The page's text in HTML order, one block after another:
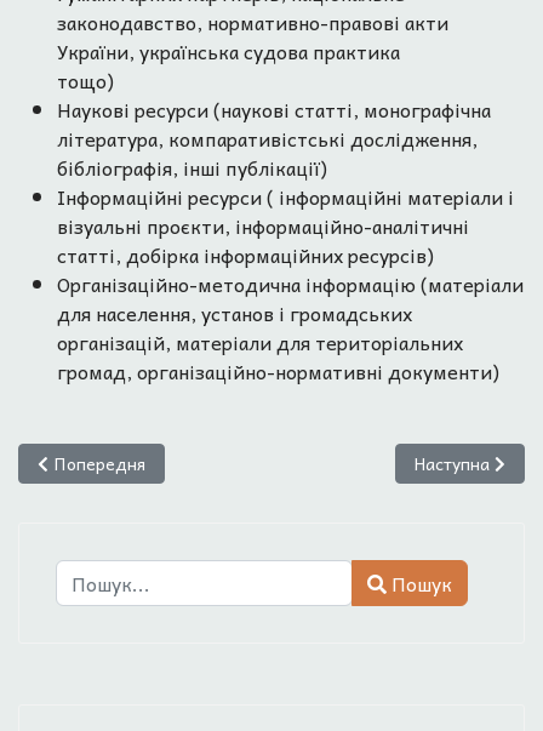
законодавство, нормативно-правові акти
України, українська судова практика
тощо)
Наукові ресурси (наукові статті, монографічна
література, компаративістські дослідження,
бібліографія, інші публікації)
Інформаційні ресурси ( інформаційні матеріали і
візуальні проєкти, інформаційно-аналітичні
статті, добірка інформаційних ресурсів)
Організаційно-методична інформацію (матеріали
для населення, установ і громадських
організацій, матеріали для територіальних
громад, організаційно-нормативні документи)
Попередня стаття: Наукова діяльність
Попередня Наступна
Наступна
Пошук
Пошук